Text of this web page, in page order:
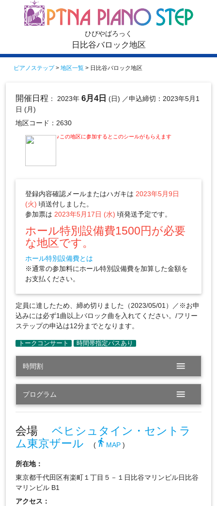
ひびやばろっく
日比谷バロック地区
ピアノステップ> 地区一覧 > 日比谷バロック地区
開催日程 ： 2023年 6月4日 (日) ／申込締切：2023年5月1
日 (月)
地区コード：2630
♪この地区に参加するとこのシールがもらえます
登録内容確認メールまたはハガキは 2023年5月9日
(火) 頃送付しました。
参加票は 2023年5月17日 (水) 頃発送予定です。
ホール特別設備費1500円が必要
な地区です。
ホール特別設備費とは
※通常の参加料にホール特別設備費を加算した金額を
お支払ください。
定員に達したため、締め切りました（2023/05/01）／※お申
込みには必ず1曲以上バロック曲を入れてください。/フリー
ステップの申込は12分までとなります。
時間割 menu
プログラム menu
会場 ベヒシュタイン・セントラ
ム東京ザール
(directions_walk MAP)
所在地：
東京都千代田区有楽町１丁目５－１日比谷マリンビル日比谷
マリンビル B1
アクセス：